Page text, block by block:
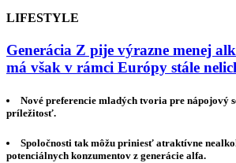
LIFESTYLE
Generácia Z pije výrazne menej
má však v rámci Európy stále
Nové preferencie mladých tvoria pre nápojový
príležitosť.
Spoločnosti tak môžu priniesť atraktívne
potenciálnych konzumentov z generácie alfa.